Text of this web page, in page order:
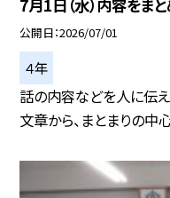
7月1日（水）内容をまと
公開日 2026/07/01
４年
話の内容などを人に伝え
文章から、まとまりの中